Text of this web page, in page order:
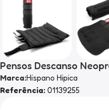
Pensos Descanso
Marca:Hispano Hipica
Referência: 01139255